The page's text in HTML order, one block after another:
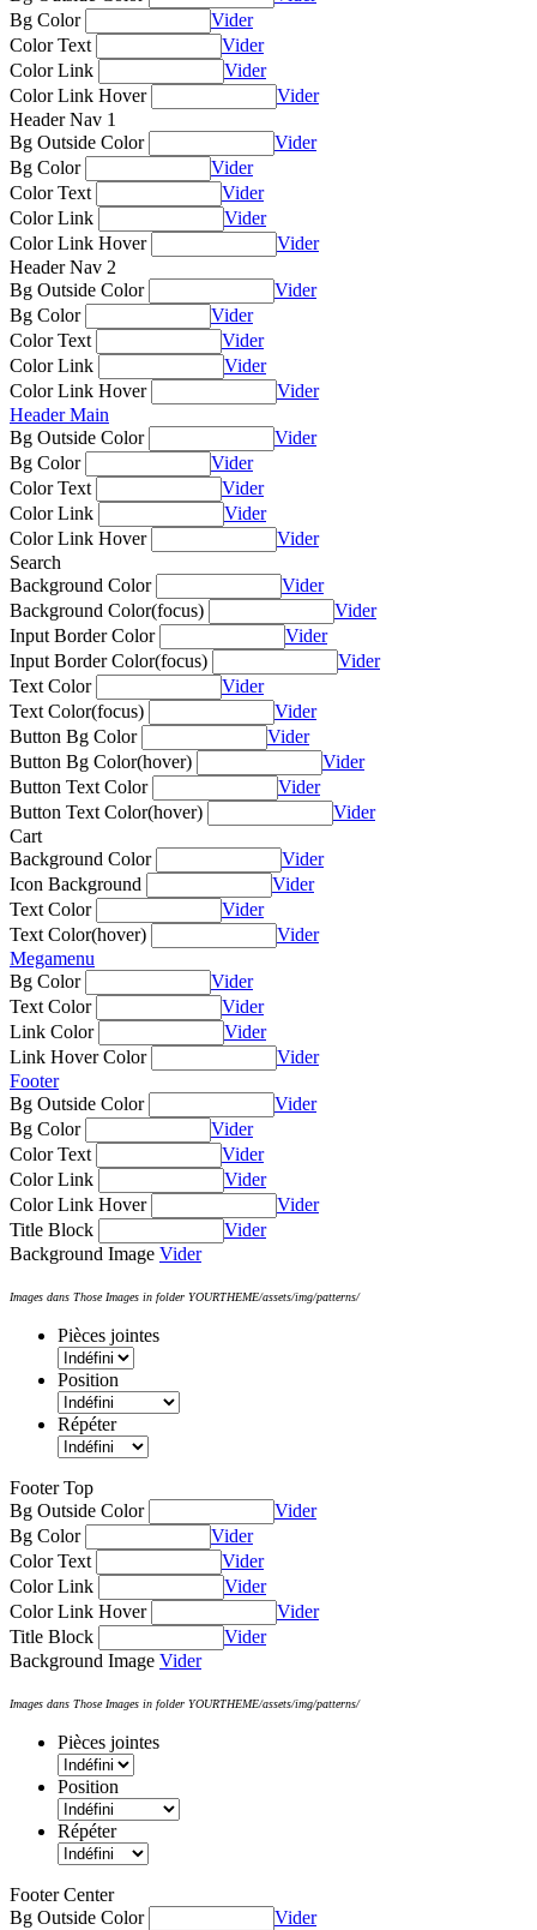
Bg Color
Vider
Color Text
Vider
Color Link
Vider
Color Link Hover
Vider
Header Nav 1
Bg Outside Color
Vider
Bg Color
Vider
Color Text
Vider
Color Link
Vider
Color Link Hover
Vider
Header Nav 2
Bg Outside Color
Vider
Bg Color
Vider
Color Text
Vider
Color Link
Vider
Color Link Hover
Vider
Header Main
Bg Outside Color
Vider
Bg Color
Vider
Color Text
Vider
Color Link
Vider
Color Link Hover
Vider
Search
Background Color
Vider
Background Color(focus)
Vider
Input Border Color
Vider
Input Border Color(focus)
Vider
Text Color
Vider
Text Color(focus)
Vider
Button Bg Color
Vider
Button Bg Color(hover)
Vider
Button Text Color
Vider
Button Text Color(hover)
Vider
Cart
Background Color
Vider
Icon Background
Vider
Text Color
Vider
Text Color(hover)
Vider
Megamenu
Bg Color
Vider
Text Color
Vider
Link Color
Vider
Link Hover Color
Vider
Footer
Bg Outside Color
Vider
Bg Color
Vider
Color Text
Vider
Color Link
Vider
Color Link Hover
Vider
Title Block
Vider
Background Image Vider
Images dans Those Images in folder YOURTHEME/assets/img/patterns/
Pièces jointes
Position
Répéter
Footer Top
Bg Outside Color
Vider
Bg Color
Vider
Color Text
Vider
Color Link
Vider
Color Link Hover
Vider
Title Block
Vider
Background Image Vider
Images dans Those Images in folder YOURTHEME/assets/img/patterns/
Pièces jointes
Position
Répéter
Footer Center
Bg Outside Color
Vider